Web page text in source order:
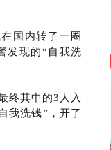
国内转了一圈
发现的“自我洗
终其中的3人入
我洗钱”，开了